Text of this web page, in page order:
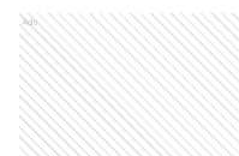
Ads